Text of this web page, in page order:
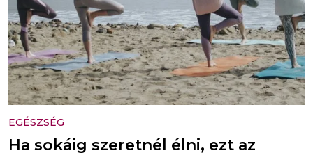
EGÉSZSÉG
Ha sokáig szeretnél élni, ezt az